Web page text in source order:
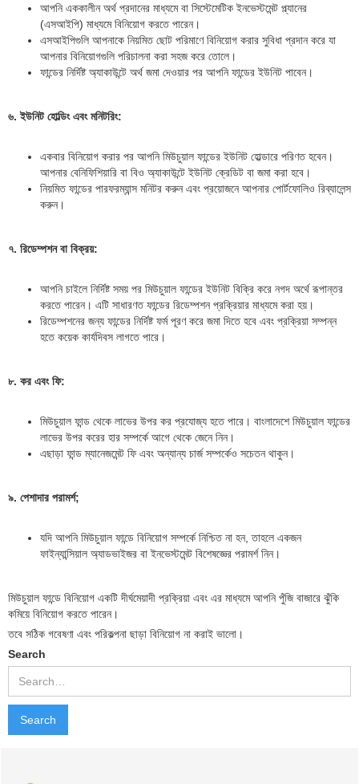
আপনি এককালীন অর্থ প্রদানের মাধ্যমে বা সিস্টেমেটিক ইনভেস্টমেন্ট প্ল্যানের
(এসআইপি) মাধ্যমে বিনিয়োগ করতে পারেন।
এসআইপিগুলি আপনাকে নিয়মিত ছোট পরিমাণে বিনিয়োগ করার সুবিধা প্রদান করে যা
আপনার বিনিয়োগগুলি পরিচালনা করা সহজ করে তোলে।
ফান্ডের নির্দিষ্ট অ্যাকাউন্টে অর্থ জমা দেওয়ার পর আপনি ফান্ডের ইউনিট পাবেন।
৬. ইউনিট হোল্ডিং এবং মনিটরিং:
একবার বিনিয়োগ করার পর আপনি মিউচুয়াল ফান্ডের ইউনিট হোল্ডারে পরিণত হবেন।
আপনার বেনিফিশিয়ারি বা বিও অ্যাকাউন্টে ইউনিট ক্রেডিট বা জমা করা হবে।
নিয়মিত ফান্ডের পারফরম্যান্স মনিটর করুন এবং প্রয়োজনে আপনার পোর্টফোলিও রিব্যালেন্স
করুন।
৭. রিডেম্পশন বা বিক্রয়:
আপনি চাইলে নির্দিষ্ট সময় পর মিউচুয়াল ফান্ডের ইউনিট বিক্রি করে নগদ অর্থে রূপান্তর
করতে পারেন। এটি সাধারণত ফান্ডের রিডেম্পশন প্রক্রিয়ার মাধ্যমে করা হয়।
রিডেম্পশনের জন্য ফান্ডের নির্দিষ্ট ফর্ম পূরণ করে জমা দিতে হবে এবং প্রক্রিয়া সম্পন্ন
হতে কয়েক কার্যদিবস লাগতে পারে।
৮. কর এবং ফি:
মিউচুয়াল ফান্ড থেকে লাভের উপর কর প্রযোজ্য হতে পারে। বাংলাদেশে মিউচুয়াল ফান্ডের
লাভের উপর করের হার সম্পর্কে আগে থেকে জেনে নিন।
এছাড়া ফান্ড ম্যানেজমেন্ট ফি এবং অন্যান্য চার্জ সম্পর্কেও সচেতন থাকুন।
৯. পেশাদার পরামর্শ;
যদি আপনি মিউচুয়াল ফান্ডে বিনিয়োগ সম্পর্কে নিশ্চিত না হন, তাহলে একজন
ফাইন্যান্সিয়াল অ্যাডভাইজর বা ইনভেস্টমেন্ট বিশেষজ্ঞের পরামর্শ নিন।
মিউচুয়াল ফান্ডে বিনিয়োগ একটি দীর্ঘমেয়াদী প্রক্রিয়া এবং এর মাধ্যমে আপনি পুঁজি বাজারে ঝুঁকি
কমিয়ে বিনিয়োগ করতে পারেন।
তবে সঠিক গবেষণা এবং পরিকল্পনা ছাড়া বিনিয়োগ না করাই ভালো।
Search